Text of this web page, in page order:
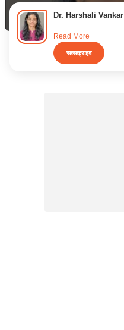
Dr. Harshali Vankar
Read More
सब्सक्राइब